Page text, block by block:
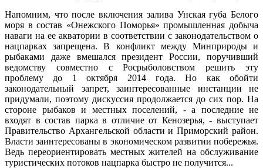
Напомним, что после включения залива Унская губа Белого
моря в состав «Онежского Поморья» промышленная добыча
наваги на ее акватории в соответствии с законодательством о
нацпарках запрещена. В конфликт между Минприроды и
рыбаками даже вмешался президент России, поручивший
ведомству совместно с Росрыболовством решить эту
проблему до 1 октября 2014 года. Но как обойти
законодательный запрет, заинтересованные инстанции не
придумали, поэтому дискуссия продолжается до сих пор. На
стороне рыбаков и местных поселений, - а последние не
входят в состав парка в отличие от Кенозерья, - выступает
Правительство Архангельской области и Приморский район.
Власти заинтересованы в экономическом развитии побережья.
Ведь переориентировать местных жителей на обслуживание
туристических потоков нацпарка быстро не получится...